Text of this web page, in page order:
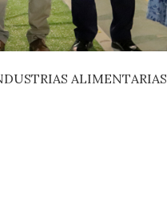
ALIMENTARIAS